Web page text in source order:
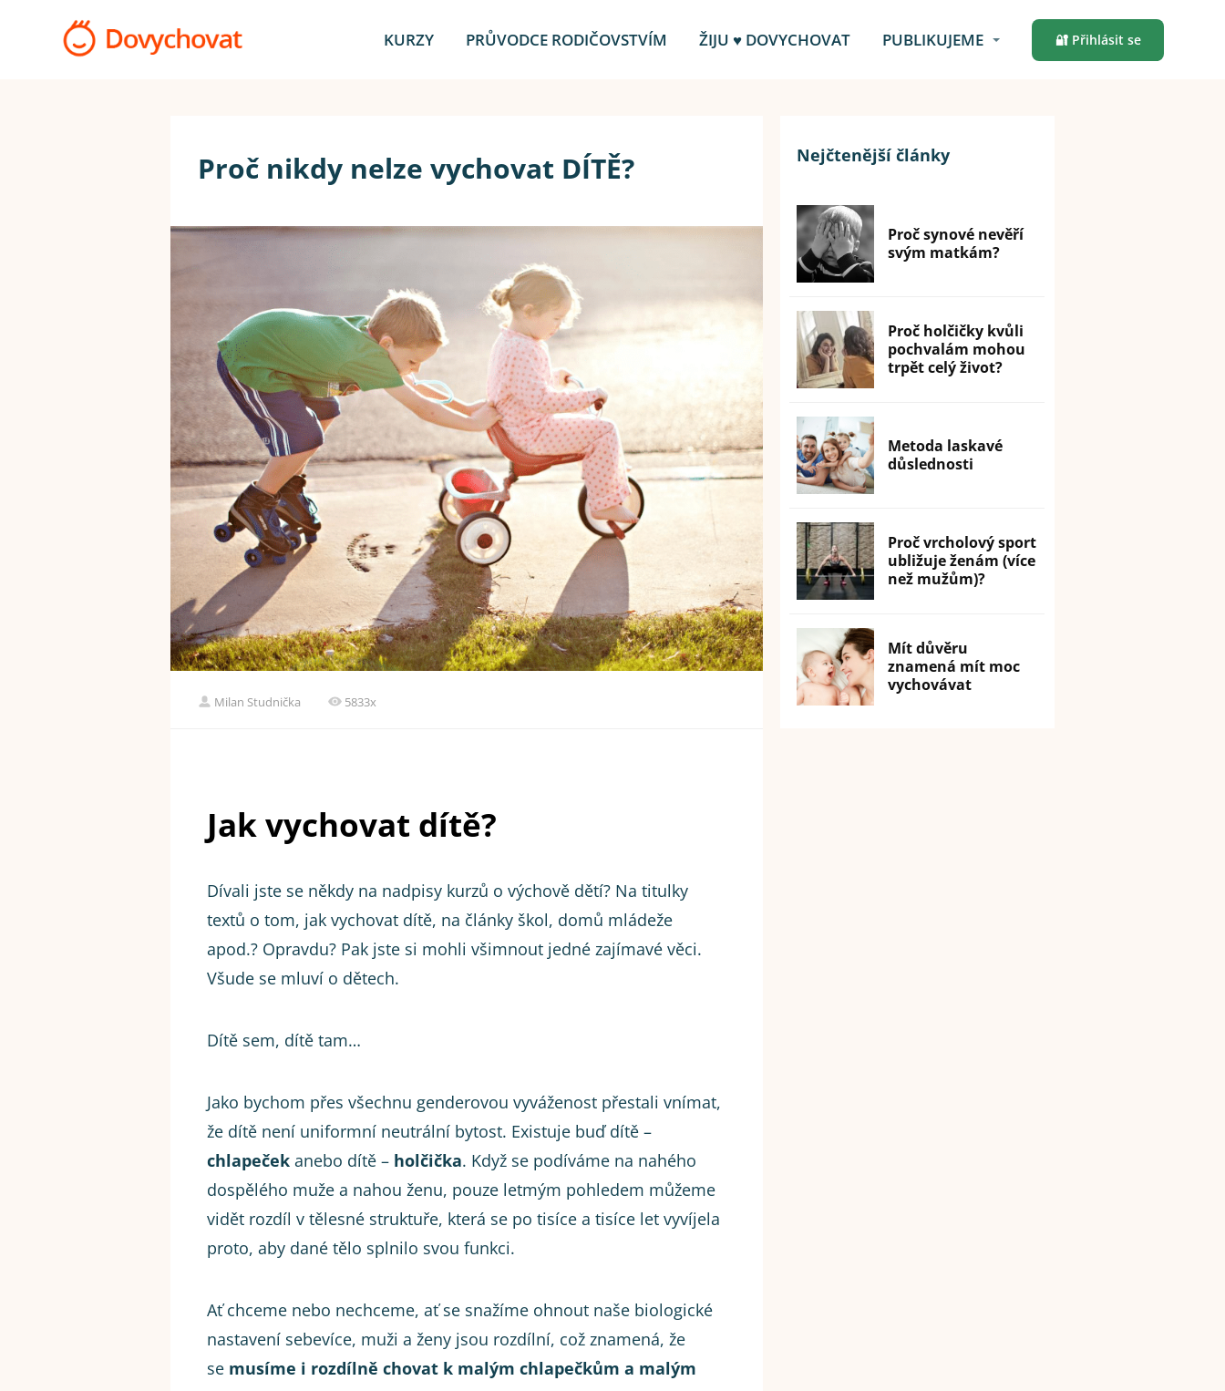
KURZY PRŮVODCE RODIČOVSTVÍM ŽIJU ♥ DOVYCHOVAT PUBLIKUJEME 🔐 Přihlásit se
Proč nikdy nelze vychovat DÍTĚ?
Milan Studnička 5833x
Jak vychovat dítě?
Dívali jste se někdy na nadpisy kurzů o výchově dětí? Na titulky
textů o tom, jak vychovat dítě, na články škol, domů mládeže
apod.? Opravdu? Pak jste si mohli všimnout jedné zajímavé věci.
Všude se mluví o dětech.
Dítě sem, dítě tam…
Jako bychom přes všechnu genderovou vyváženost přestali vnímat,
že dítě není uniformní neutrální bytost. Existuje buď dítě –
chlapeček anebo dítě – holčička. Když se podíváme na nahého
dospělého muže a nahou ženu, pouze letmým pohledem můžeme
vidět rozdíl v tělesné struktuře, která se po tisíce a tisíce let vyvíjela
proto, aby dané tělo splnilo svou funkci.
Ať chceme nebo nechceme, ať se snažíme ohnout naše biologické
nastavení sebevíce, muži a ženy jsou rozdílní, což znamená, že
se musíme i rozdílně chovat k malým chlapečkům a malým
Nejčtenější články
Proč synové nevěří
svým matkám?
Proč holčičky kvůli
pochvalám mohou
trpět celý život?
Metoda laskavé
důslednosti
Proč vrcholový sport
ubližuje ženám (více
než mužům)?
Mít důvěru
znamená mít moc
vychovávat